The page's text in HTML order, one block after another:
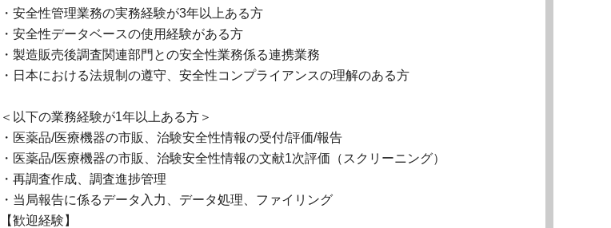
・安全性管理業務の実務経験が3年以上ある方
・安全性データベースの使用経験がある方
・製造販売後調査関連部門との安全性業務係る連携業務
・日本における法規制の遵守、安全性コンプライアンスの理解のある方
＜以下の業務経験が1年以上ある方＞
・医薬品/医療機器の市販、治験安全性情報の受付/評価/報告
・医薬品/医療機器の市販、治験安全性情報の文献1次評価（スクリーニング）
・再調査作成、調査進捗管理
・当局報告に係るデータ入力、データ処理、ファイリング
【歓迎経験】